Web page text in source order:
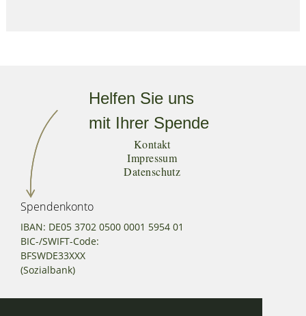
Helfen Sie uns
mit Ihrer Spende
Kontakt
Impressum
Datenschutz
Spendenkonto
IBAN: DE05 3702 0500 0001 5954 01
BIC-/SWIFT-Code:
BFSWDE33XXX
(Sozialbank)